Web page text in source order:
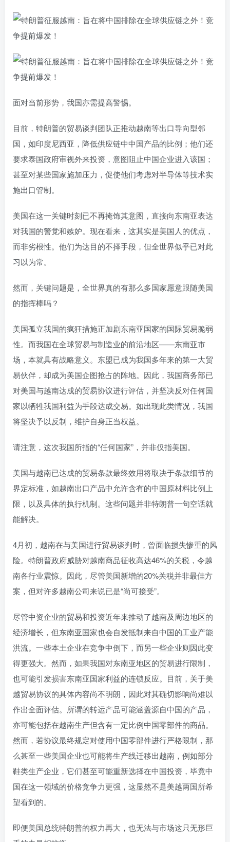
面对当前形势，我国亦需提高警惕。
目前，特朗普的贸易谈判团队正推动越南等出口导向型邻
国，如印度尼西亚，降低供应链中中国产品的比例；他们还
要求泰国政府审视外来投资，意图阻止中国企业进入该国；
甚至对某些国家施加压力，促使他们考虑对半导体等技术实
施出口管制。
美国在这一关键时刻已不再掩饰其意图，直接向东南亚表达
对我国的警觉和嫉妒。现在看来，这其实是美国人的优点，
而非劣根性。他们为达目的不择手段，但全世界似乎已对此
习以为常。
然而，关键问题是，全世界真的有那么多国家愿意跟随美国
的指挥棒吗？
美国孤立我国的疯狂措施正加剧东南亚国家的国际贸易脆弱
性。而我国在全球贸易与制造业的前沿地区——东南亚市
场，本就具有战略意义。东盟已成为我国多年来的第一大贸
易伙伴，却成为美国企图抢占的阵地。因此，我国商务部已
对美国与越南达成的贸易协议进行评估，并坚决反对任何国
家以牺牲我国利益为手段达成交易。如出现此类情况，我国
将坚决予以反制，维护自身正当权益。
请注意，这次我国所指的“任何国家”，并非仅指美国。
美国与越南已达成的贸易条款最终效用将取决于条款细节的
界定标准，如越南出口产品中允许含有的中国原材料比例上
限，以及具体的执行机制。这些问题并非特朗普一句空话就
能解决。
4月初，越南在与美国进行贸易谈判时，曾面临损失惨重的风
险。特朗普政府威胁对越南商品征收高达46%的关税，令越
南各行业震惊。因此，尽管美国新增的20%关税并非最佳方
案，但对许多越南公司来说已是“尚可接受”。
尽管中资企业的贸易和投资近年来推动了越南及周边地区的
经济增长，但东南亚国家也会自发抵制来自中国的工业产能
洪流。一些本土企业在竞争中倒下，而另一些企业则因此变
得更强大。然而，如果我国对东南亚地区的贸易进行限制，
也可能引发损害东南亚国家利益的连锁反应。目前，关于美
越贸易协议的具体内容尚不明朗，因此对其确切影响尚难以
作出全面评估。所谓的转运产品可能涵盖源自中国的产品，
亦可能包括在越南生产但含有一定比例中国零部件的商品。
然而，若协议最终规定对使用中国零部件进行严格限制，那
么甚至一些美国企业也可能将生产线迁移出越南，例如部分
鞋类生产企业，它们甚至可能重新选择在中国投资，毕竟中
国在这一领域的价格竞争力更强，这显然不是美越两国所希
望看到的。
即便美国总统特朗普的权力再大，也无法与市场这只无形巨